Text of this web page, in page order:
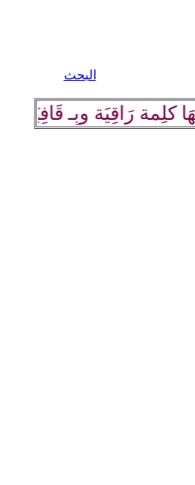
البحث
رَاقِيَة وبِـ قَافِيَة